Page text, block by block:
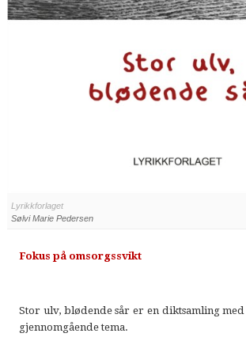
Lyrikkforlaget
Sølvi Marie Pedersen
Fokus på omsorgssvikt
Stor ulv, blødende sår er en diktsamling med
gjennomgående tema.